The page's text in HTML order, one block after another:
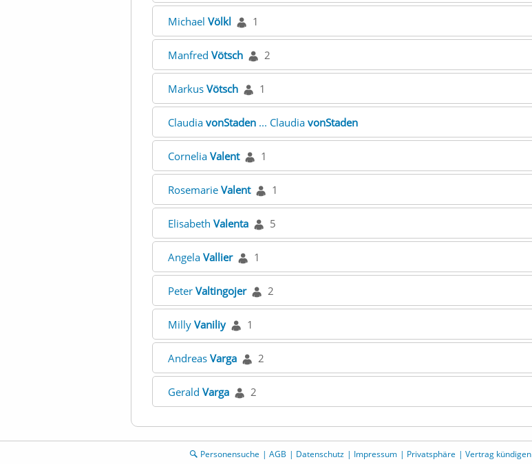
Michael Völkl 1
Manfred Vötsch 2
Markus Vötsch 1
Claudia vonStaden... Claudia vonStaden
Cornelia Valent 1
Rosemarie Valent 1
Elisabeth Valenta 5
Angela Vallier 1
Peter Valtingojer 2
Milly Vaniliy 1
Andreas Varga 2
Gerald Varga 2
Personensuche AGB Datenschutz Impressum Privatsphäre Vertrag kündigen